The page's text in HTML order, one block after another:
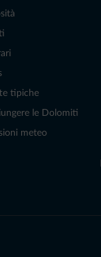
tipiche
le Dolomiti
meteo